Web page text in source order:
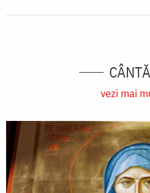
vezi mai